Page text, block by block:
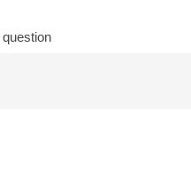
question